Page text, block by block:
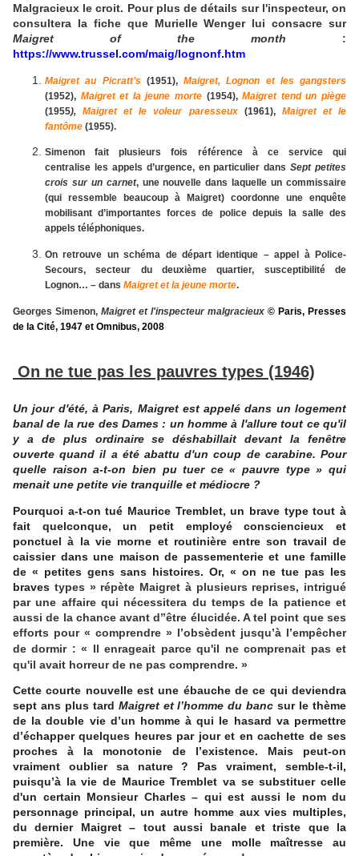
Malgracieux le croit. Pour plus de détails sur l'inspecteur, on
consultera la fiche que Murielle Wenger lui consacre sur
Maigret of the month :
https://www.trussel.com/maig/lognonf.htm
Maigret au Picratt’s(1951), Maigret, Lognon et les gangsters
(1952), Maigret et la jeune morte (1954),Maigret tend un piège
(1955),Maigret et le voleur paresseux(1961), Maigret et le
fantôme (1955).
Simenon fait plusieurs fois référence à ce service qui
centralise les appels d’urgence, en particulier dansSept petites
crois sur un carnet, une nouvelle dans laquelle un commissaire
(qui ressemble beaucoup à Maigret) coordonne une enquête
mobilisant d’importantes forces de police depuis la salle des
appels téléphoniques.
On retrouve un schéma de départ identique – appel à Police-
Secours, secteur du deuxième quartier, susceptibilité de
Lognon… – dans Maigret et la jeune morte.
Georges Simenon, Maigret et l'inspecteur malgracieux © Paris, Presses
de la Cité, 1947 et Omnibus, 2008
On ne tue pas les pauvres types (1946)
Un jour d'été, à Paris, Maigret est appelé dans un logement
banal de la rue des Dames : un homme à l'allure tout ce qu'il
y a de plus ordinaire se déshabillait devant la fenêtre
ouverte quand il a été abattu d'un coup de carabine. Pour
quelle raison a-t-on bien pu tuer ce « pauvre type » qui
menait une petite vie tranquille et médiocre ?
Pourquoi a-t-on tué Maurice Tremblet, un brave type tout à
fait quelconque, un petit employé consciencieux et
ponctuel à la vie morne et routinière entre son travail de
caissier dans une maison de passementerie et une famille
de « petites gens sans histoires. Or, « on ne tue pas les
braves types » répète Maigret à plusieurs reprises, intrigué
par une affaire qui nécessitera du temps de la patience et
aussi de la chance avant d’’être élucidée. A tel point que ses
efforts pour « comprendre » l’obsèdent jusqu’à l’empêcher
de dormir : « Il enrageait parce qu'il ne comprenait pas et
qu'il avait horreur de ne pas comprendre. »
Cette courte nouvelle est une ébauche de ce qui deviendra
sept ans plus tard Maigret et l’homme du banc sur le thème
de la double vie d’un homme à qui le hasard va permettre
d’échapper quelques heures par jour et en cachette de ses
proches à la monotonie de l’existence. Mais peut-on
vraiment oublier sa nature ? Pas vraiment, semble-t-il,
puisqu’à la vie de Maurice Tremblet va se substituer celle
d'un certain Monsieur Charles – qui est aussi le nom du
personnage principal, un autre homme aux vies multiples,
du dernier Maigret – tout aussi banale et triste que la
première. Une vie que même une molle maîtresse au